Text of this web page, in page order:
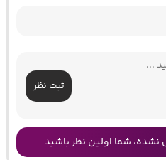
ثبت نظر
نشده، شما اولین نظر باشید